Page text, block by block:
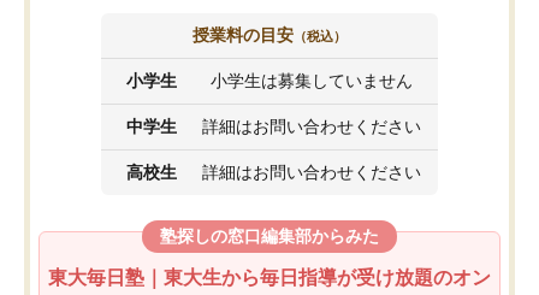
授業料の目安 （税込）
小学生 小学生は募集していません
中学生 詳細はお問い合わせください
高校生 詳細はお問い合わせください
塾探しの窓口編集部からみた
東大毎日塾｜東大生から毎日指導が受け放題のオン